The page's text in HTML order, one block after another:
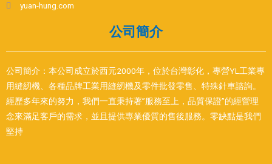
yuan-hung.com
公司簡介
公司簡介：本公司成立於西元2000年，位於台灣彰化，專營YL工業專
用縫紉機、各種品牌工業用縫紉機及零件批發零售、特殊針車諮詢。
經歷多年來的努力，我們一直秉持著”服務至上，品質保證”的經營理
念來滿足客戶的需求，並且提供專業優質的售後服務。零缺點是我們
堅持